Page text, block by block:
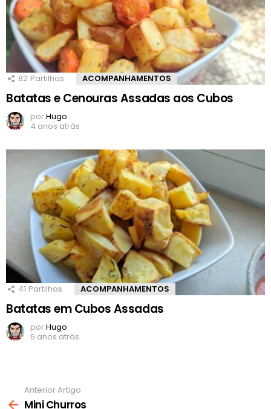
82 Partilhas ACOMPANHAMENTOS
Batatas e Cenouras Assadas aos Cubos
porHugo
4 anos atrás
41 Partilhas ACOMPANHAMENTOS
Batatas em Cubos Assadas
porHugo
5 anos atrás
mais
Anterior Artigo
Mini Churros